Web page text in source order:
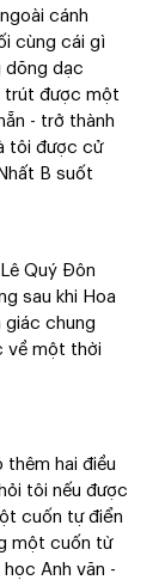
cánh
cùng cái gì
dõng dạc
trút được một
- trở thành
tôi được cử
B suốt
Quý Đôn
sau khi Hoa
giác chung
về một thời
thêm hai điều
tôi nếu được
cuốn tự điển
một cuốn từ
Anh văn -